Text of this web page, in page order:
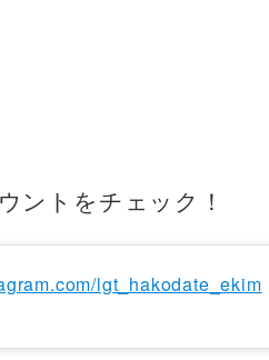
ントをチェック！
lgt_hakodate_ekim